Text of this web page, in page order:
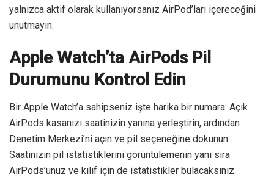
yalnızca aktif olarak kullanıyorsanız AirPod’ları içereceğini
unutmayın.
Apple Watch’ta AirPods Pil
Durumunu Kontrol Edin
Bir Apple Watch’a sahipseniz işte harika bir numara: Açık
AirPods kasanızı saatinizin yanına yerleştirin, ardından
Denetim Merkezi’ni açın ve pil seçeneğine dokunun.
Saatinizin pil istatistiklerini görüntülemenin yanı sıra
AirPods’unuz ve kılıf için de istatistikler bulacaksınız.